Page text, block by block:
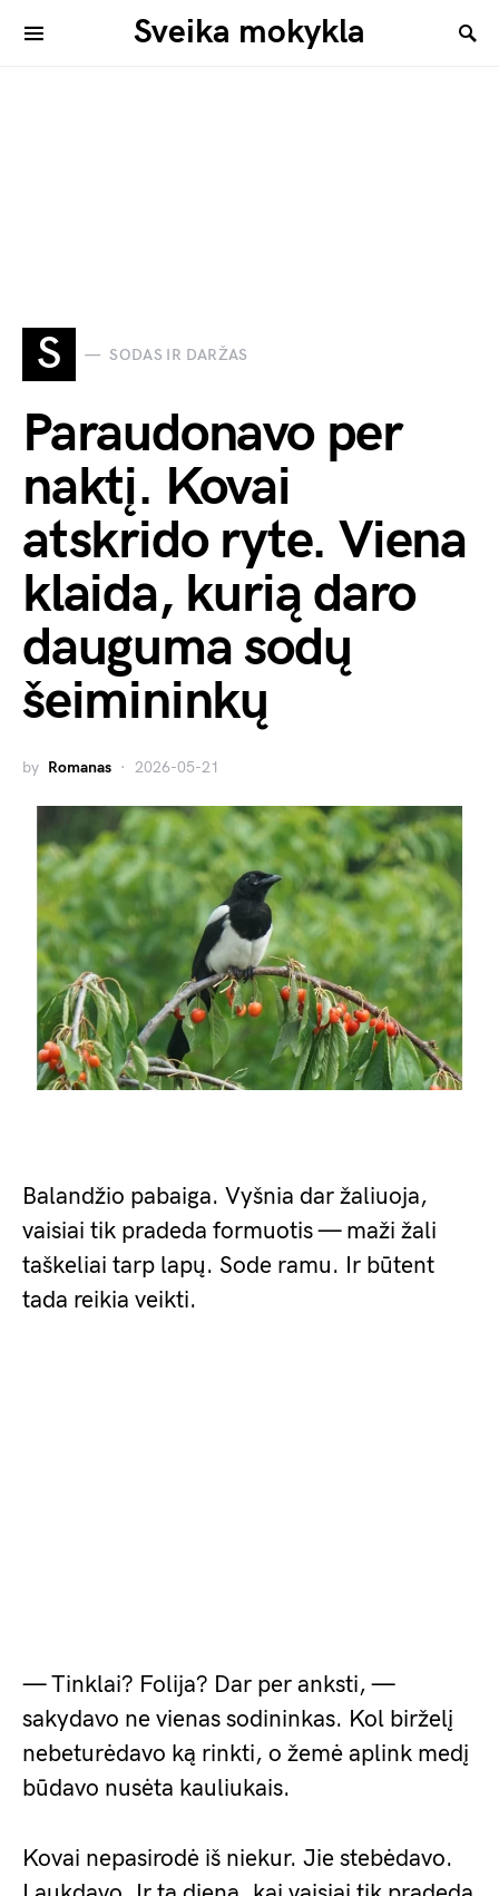
Sveika mokykla
S SODAS IR DARŽAS
Paraudonavo per
naktį. Kovai
atskrido ryte. Viena
klaida, kurią daro
dauguma sodų
šeimininkų
by Romanas 2026-05-21
Balandžio pabaiga. Vyšnia dar žaliuoja,
vaisiai tik pradeda formuotis — maži žali
taškeliai tarp lapų. Sode ramu. Ir būtent
tada reikia veikti.
— Tinklai? Folija? Dar per anksti, —
sakydavo ne vienas sodininkas. Kol birželį
nebeturėdavo ką rinkti, o žemė aplink medį
būdavo nusėta kauliukais.
Kovai nepasirodė iš niekur. Jie stebėdavo.